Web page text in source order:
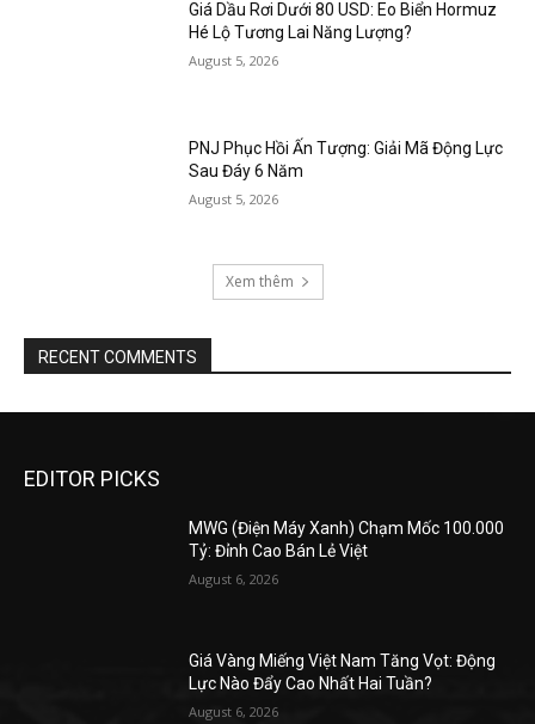
Giá Dầu Rơi Dưới 80 USD: Eo Biển Hormuz
Hé Lộ Tương Lai Năng Lượng?
August 5, 2026
PNJ Phục Hồi Ấn Tượng: Giải Mã Động Lực
Sau Đáy 6 Năm
August 5, 2026
Xem thêm
RECENT COMMENTS
EDITOR PICKS
MWG (Điện Máy Xanh) Chạm Mốc 100.000
Tỷ: Đỉnh Cao Bán Lẻ Việt
August 6, 2026
Giá Vàng Miếng Việt Nam Tăng Vọt: Động
Lực Nào Đẩy Cao Nhất Hai Tuần?
August 6, 2026